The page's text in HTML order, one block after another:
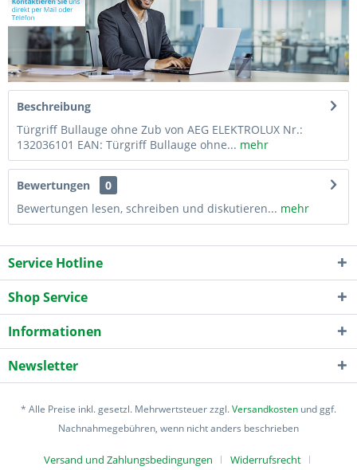
Beschreibung
Türgriff Bullauge ohne Zub von AEG ELEKTROLUX Nr.:
132036101 EAN: Türgriff Bullauge ohne... mehr
Bewertungen
0
Bewertungen lesen, schreiben und diskutieren... mehr
Service Hotline
Shop Service
Informationen
Newsletter
* Alle Preise inkl. gesetzl. Mehrwertsteuer zzgl.Versandkosten und ggf.
Nachnahmegebühren, wenn nicht anders beschrieben
Versand und Zahlungsbedingungen Widerrufsrecht